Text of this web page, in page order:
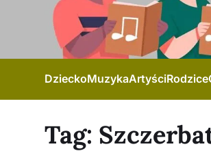
DzieckoMuzykaArtyściRodzice
Tag: